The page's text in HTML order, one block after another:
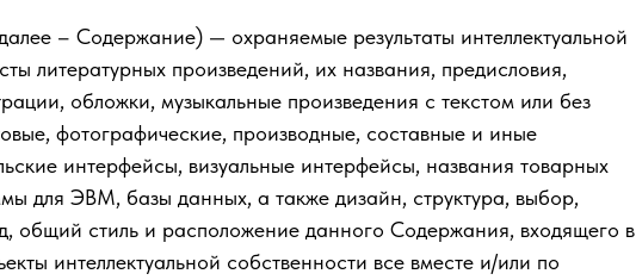
– Содержание) — охраняемые результаты интеллектуальной
литературных произведений, их названия, предисловия,
обложки, музыкальные произведения с текстом или без
фотографические, производные, составные и иные
интерфейсы, визуальные интерфейсы, названия товарных
для ЭВМ, базы данных, а также дизайн, структура, выбор,
общий стиль и расположение данного Содержания, входящего в
интеллектуальной собственности все вместе и/или по